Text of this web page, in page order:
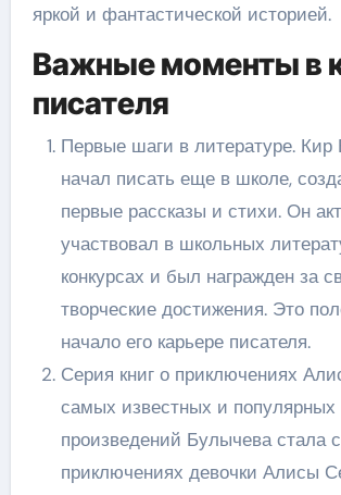
яркой и фантастической историей.
Важные моменты в
писателя
Первые шаги в литературе. Кир
начал писать еще в школе,
первые рассказы и стихи. Он
участвовал в школьных
конкурсах и был награжден за
творческие достижения. Это
начало его карьере писателя.
Серия книг о приключениях
самых известных и популярных
произведений Булычева стала
приключениях девочки Алисы